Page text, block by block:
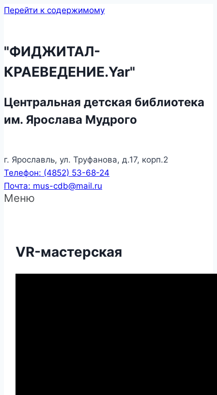
Перейти к содержимому
"ФИДЖИТАЛ-
КРАЕВЕДЕНИЕ.Yar"
Центральная детская библиотека
им. Ярослава Мудрого
г. Ярославль, ул. Труфанова, д.17, корп.2
Телефон: (4852) 53-68-24
Почта: mus-cdb@mail.ru
Меню
VR-мастерская